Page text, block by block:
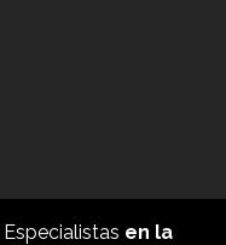
Especialistas en la